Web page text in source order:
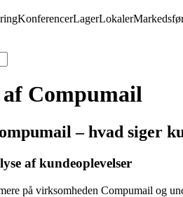
KonferencerLagerLokaler
Compumail
– hvad siger
af kundeoplevelser
på virksomheden Compumail og